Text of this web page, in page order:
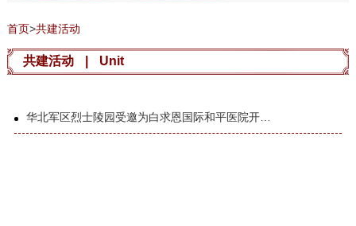
首页>共建活动
共建活动 Unit
华北军区烈士陵园受邀为白求恩国际和平医院开展讲解员业务培训